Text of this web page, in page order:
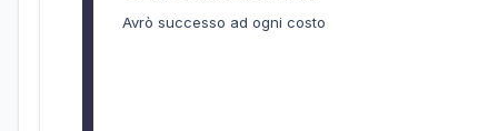
Avrò successo ad ogni costo